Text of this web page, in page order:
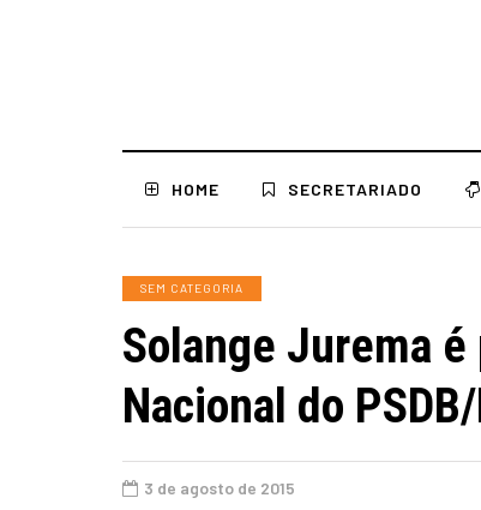
HOME SECRETARIADO
SEM CATEGORIA
Solange Jurema
Nacional do
3 de agosto de 2015